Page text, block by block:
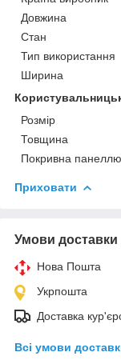
Довжина
Стан
Тип використання
Ширина
Розмір
Товщина
Покривна
Приховати
Умови доставки
Нова Пошта
Укрпошта
Доставка
Всі умови